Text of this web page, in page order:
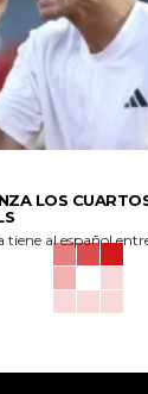
LOS
al español